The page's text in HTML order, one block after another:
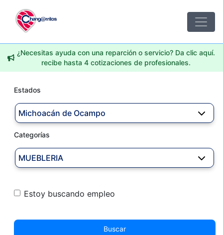
¿Necesitas ayuda con una reparción o servicio? Da clic aquí.
recibe hasta 4 cotizaciones de profesionales.
Estados
Michoacán de Ocampo
Categorías
MUEBLERIA
Estoy buscando empleo
Buscar